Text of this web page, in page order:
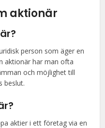
aktionär
person som äger en
aktionär har man ofta
och möjlighet till
beslut.
aktier i ett företag via en